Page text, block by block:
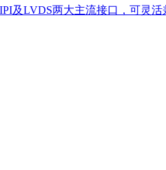
及LVDS两大主流接口，可灵